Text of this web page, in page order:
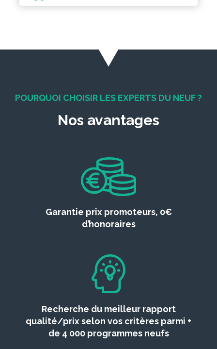
POURQUOI CHOISIR LES EXPERTS DU NEUF ?
Nos avantages
Garantie prix promoteurs, 0€
d’honoraires
Recherche du meilleur rapport
qualité/prix selon vos critères parmi +
de 4 000 programmes neufs